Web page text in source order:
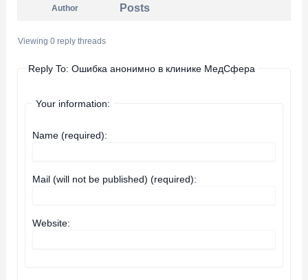
Author Posts
Viewing 0 reply threads
Reply To: Ошибка анонимно в клинике МедСфера
Your information:
Name (required):
Mail (will not be published) (required):
Website: